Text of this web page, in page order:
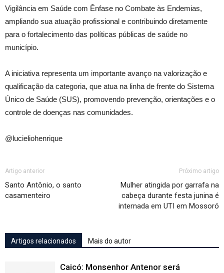
Vigilância em Saúde com Ênfase no Combate às Endemias,
ampliando sua atuação profissional e contribuindo diretamente
para o fortalecimento das políticas públicas de saúde no
município.
A iniciativa representa um importante avanço na valorização e
qualificação da categoria, que atua na linha de frente do Sistema
Único de Saúde (SUS), promovendo prevenção, orientações e o
controle de doenças nas comunidades.
@lucieliohenrique
Artigo anterior
Santo Antônio, o santo
casamenteiro
Próximo artigo
Mulher atingida por garrafa na
cabeça durante festa junina é
internada em UTI em Mossoró
Artigos relacionados Mais do autor
Caicó: Monsenhor Antenor será